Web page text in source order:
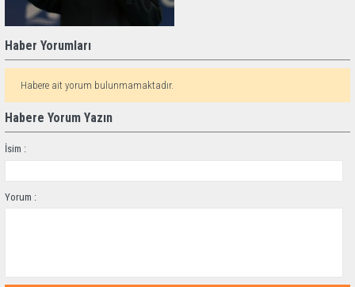
Haber Yorumları
Habere ait yorum bulunmamaktadır.
Habere Yorum Yazın
İsim :
Yorum :